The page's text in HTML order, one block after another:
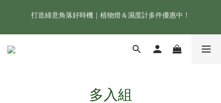
新會員享首購折 $100 優惠，立即點我註冊！！
ONF 人氣冠軍 Flat One+ 智慧水族燈，會員獨享 9 折，現省
多入組